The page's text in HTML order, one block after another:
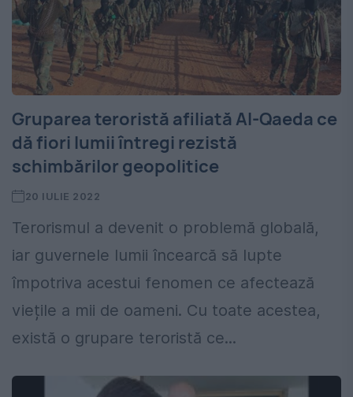
Gruparea teroristă afiliată Al-Qaeda ce
dă fiori lumii întregi rezistă
schimbărilor geopolitice
20 IULIE 2022
Terorismul a devenit o problemă globală,
iar guvernele lumii încearcă să lupte
împotriva acestui fenomen ce afectează
viețile a mii de oameni. Cu toate acestea,
există o grupare teroristă ce...